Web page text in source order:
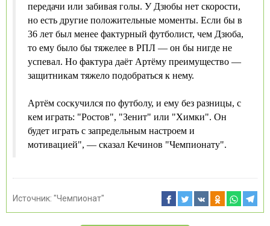
передачи или забивая голы. У Дзюбы нет скорости,
но есть другие положительные моменты. Если бы в
36 лет был менее фактурный футболист, чем Дзюба,
то ему было бы тяжелее в РПЛ — он бы нигде не
успевал. Но фактура даёт Артёму преимущество —
защитникам тяжело подобраться к нему.
Артём соскучился по футболу, и ему без разницы, с
кем играть: "Ростов", "Зенит" или "Химки". Он
будет играть с запредельным настроем и
мотивацией", — сказал Кечинов "Чемпионату".
Источник: "Чемпионат"